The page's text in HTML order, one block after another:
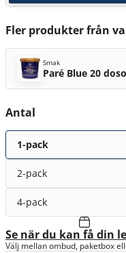
Fler produkter från
Smak
Paré Blue 20
Antal
1-pack
2-pack
4-pack
Se när du kan få din
Välj mellan ombud, paketbox